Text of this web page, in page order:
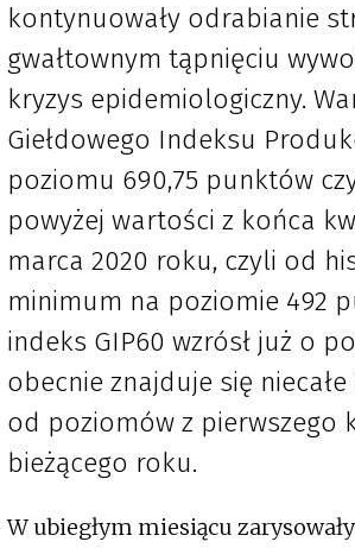
kontynuowały odrabianie
gwałtownym tąpnięciu
kryzys epidemiologiczny.
Giełdowego Indeksu
poziomu 690,75 punktów
powyżej wartości z końca
marca 2020 roku, czyli od
minimum na poziomie 492
indeks GIP60 wzrósł już o
obecnie znajduje się
od poziomów z pierwszego
bieżącego roku.
W ubiegłym miesiącu